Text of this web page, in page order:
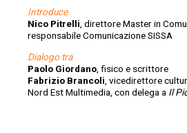
Introduce
Nico Pitrelli , direttore Master in
responsabile Comunicazione SISSA
Dialogo tra
Paolo Giordano , fisico e scrittore
Fabrizio Brancoli , vicedirettore
Nord Est Multimedia, con delega a Il